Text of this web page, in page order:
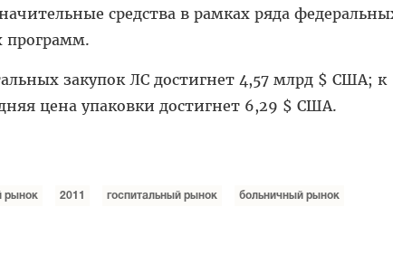
средства в рамках ряда
программ.
закупок ЛС достигнет 4,57 млрд $ США; к
цена упаковки достигнет 6,29 $ США.
рынок 2011 госпитальный рынок больничный рынок